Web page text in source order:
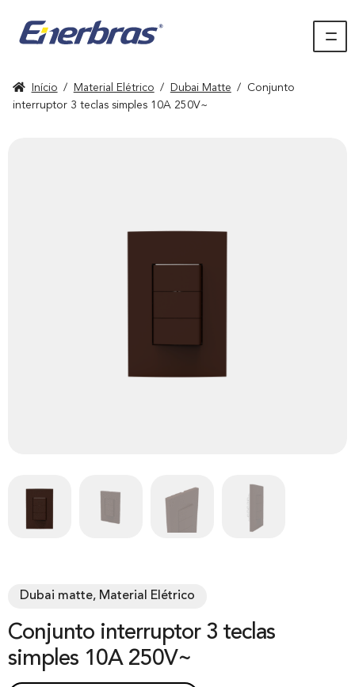
Início / Material Elétrico / Dubai Matte /
Conjunto
interruptor 3 teclas simples 10A 250V~
Dubai matte, Material Elétrico
Conjunto interruptor 3 teclas
simples 10A 250V~